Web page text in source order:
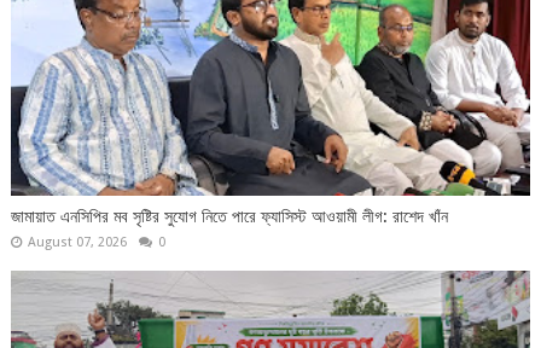
জামায়াত এনসিপির মব সৃষ্টির সুযোগ নিতে পারে ফ্যাসিস্ট আওয়ামী লীগ: রাশেদ খাঁন
August 07, 2026 0